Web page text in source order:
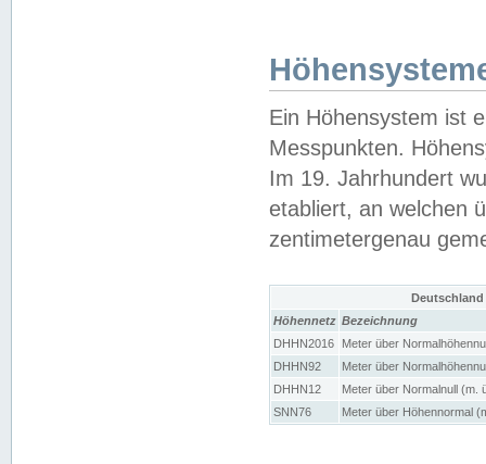
Ein Höhensystem ist
Messpunkten.
Im 19. Jahrhundert
etabliert, an welchen
zentimetergenau
Höhennetz Bezeichnung
DHHN2016
Meter über
DHHN92
Meter über
DHHN12
Meter über Normalnull (m.
SNN76
Meter über Höhennormal